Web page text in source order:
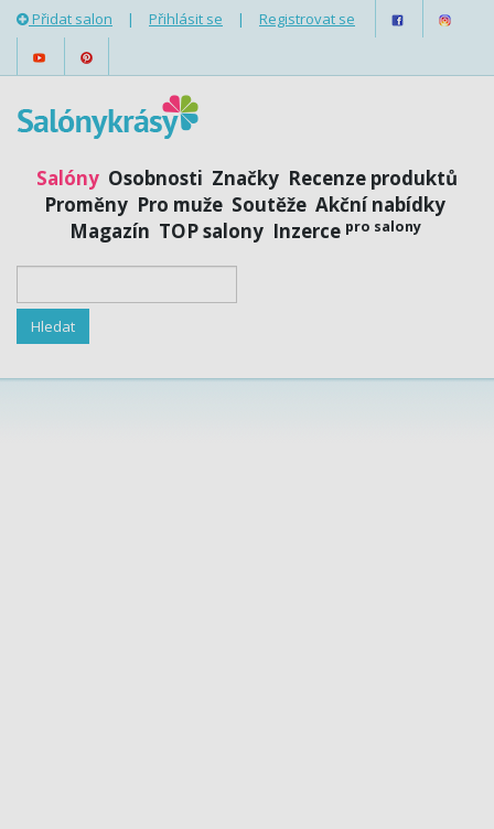
Přidat salon | Přihlásit se | Registrovat se
Salóny Osobnosti Značky Recenze produktů
Proměny Pro muže Soutěže Akční nabídky
Magazín TOP salony Inzerce pro salony